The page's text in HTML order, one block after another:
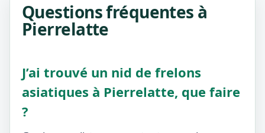
Questions fréquentes à
Pierrelatte
J’ai trouvé un nid de frelons
asiatiques à Pierrelatte, que faire
?